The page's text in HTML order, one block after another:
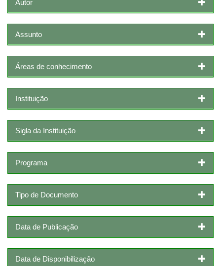
Autor
Assunto
Áreas de conhecimento
Instituição
Sigla da Instituição
Programa
Tipo de Documento
Data de Publicação
Data de Disponibilização